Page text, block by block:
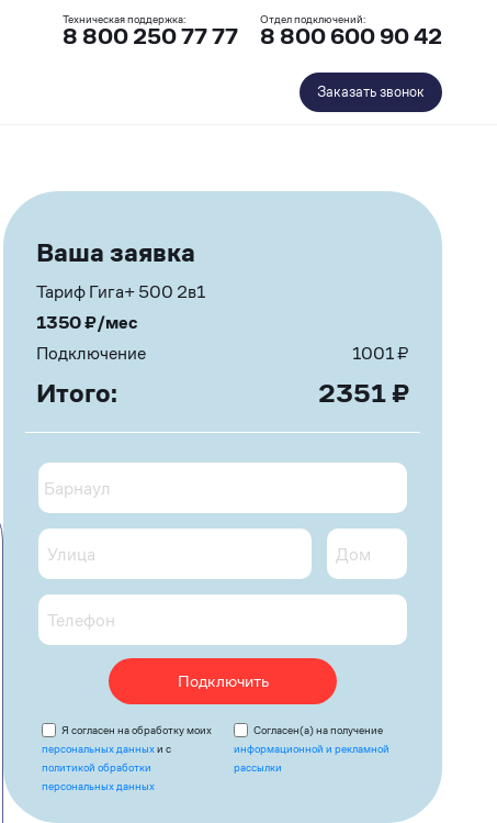
Техническая поддержка:
8 800 250 77 77
Отдел подключений:
8 800 600 90 42
Заказать звонок
Ваша заявка
Тариф Гига+ 500 2в1
1350₽/мес
Подключение
1001₽
Итого: 2351 ₽
Подключить
Я согласен на обработку моих
персональных данныхи с
политикой обработки
персональных данных
Согласен(а) на получение
информационной и рекламной
рассылки